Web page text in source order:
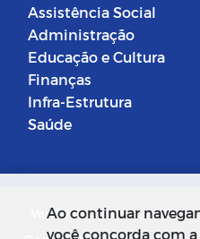
Assistência Social
Administração
Educação e Cultura
Finanças
Infra-Estrutura
Saúde
Versão do Sistema: 5.0.268
Ao continuar
você concorda com